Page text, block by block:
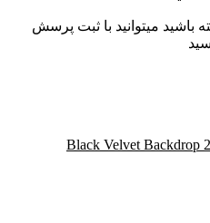
میتوانید با ثبت پرسش